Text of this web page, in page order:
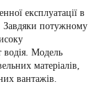
експлуатації в
Завдяки потужному
водія. Модель
матеріалів,
вантажів.